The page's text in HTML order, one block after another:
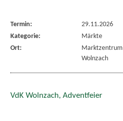
Termin:
29.11.2026
Kategorie:
Märkte
Ort:
Marktzentrum
Wolnzach
VdK Wolnzach, Adventfeier